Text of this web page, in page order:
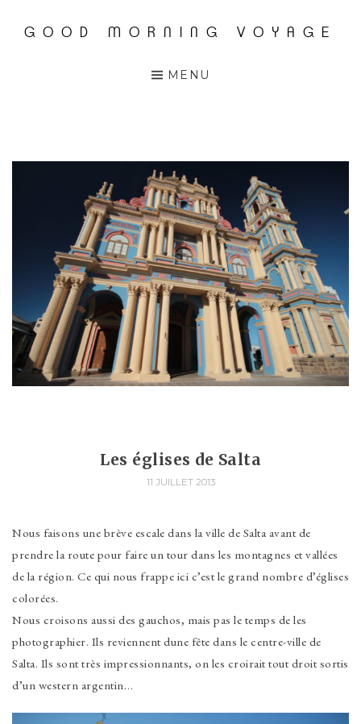
AccéderGOOD MORNING VOYAGE
MENU
Les églises de Salta
11 JUILLET 2013
Nous faisons une brève escale dans la ville de Salta avant de
prendre la route pour faire un tour dans les montagnes et vallées
de la région. Ce qui nous frappe ici c’est le grand nombre d’églises
colorées.
Nous croisons aussi des gauchos, mais pas le temps de les
photographier. Ils reviennent dune fête dans le centre-ville de
Salta. Ils sont très impressionnants, on les croirait tout droit sortis
d’un western argentin…